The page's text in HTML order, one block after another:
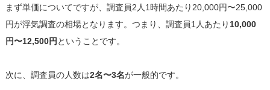
まず単価についてですが、調査員2人1時間あたり20,000円〜25,000
円が浮気調査の相場となります。つまり、調査員1人あたり10,000
円〜12,500円 ということです。
次に、調査員の人数は2名〜3名が一般的です。